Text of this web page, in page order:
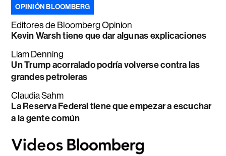
OPINIÓN BLOOMBERG
Editores de Bloomberg Opinion
Kevin Warsh tiene que dar algunas explicaciones
Liam Denning
Un Trump acorralado podría volverse contra las
grandes petroleras
Claudia Sahm
La Reserva Federal tiene que empezar a escuchar
a la gente común